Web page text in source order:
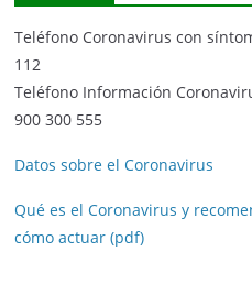
Teléfono Coronavirus con
112
Teléfono Información
900 300 555
Datos sobre el Coronavirus
Qué es el Coronavirus y
cómo actuar (pdf)